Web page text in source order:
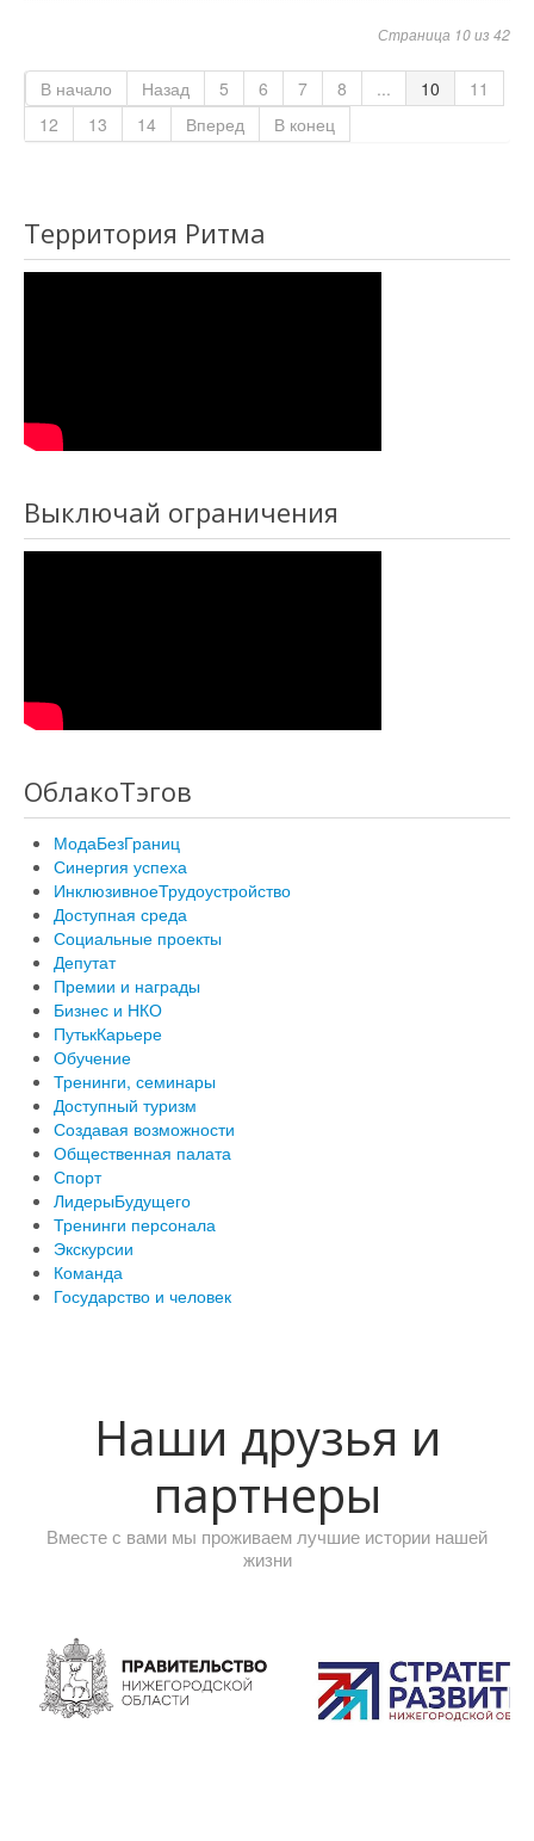
Страница 10 из 42
В начало Назад 5 6 7 8 ... 10
11
12
13 14 Вперед В конец
Территория Ритма
Выключай ограничения
ОблакоТэгов
МодаБезГраниц
Синергия успеха
ИнклюзивноеТрудоустройство
Доступная среда
Социальные проекты
Депутат
Премии и награды
Бизнес и НКО
ПутькКарьере
Обучение
Тренинги, семинары
Доступный туризм
Создавая возможности
Общественная палата
Спорт
ЛидерыБудущего
Тренинги персонала
Экскурсии
Команда
Государство и человек
Наши друзья и
партнеры
Вместе с вами мы проживаем лучшие истории нашей
жизни